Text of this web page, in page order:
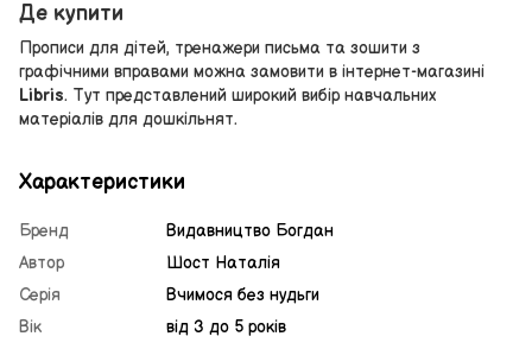
Де купити
Прописи для дітей, тренажери письма та зошити з
графічними вправами можна замовити в інтернет-магазині
Libris. Тут представлений широкий вибір навчальних
матеріалів для дошкільнят.
Характеристики
Бренд
Видавництво Богдан
Автор
Шост Наталія
Серія
Вчимося без нудьги
Вік
від 3 до 5 років